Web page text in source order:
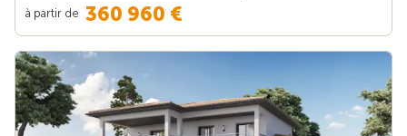
à partir de 360 960 €